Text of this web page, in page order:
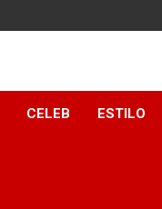
CELEB ESTILO